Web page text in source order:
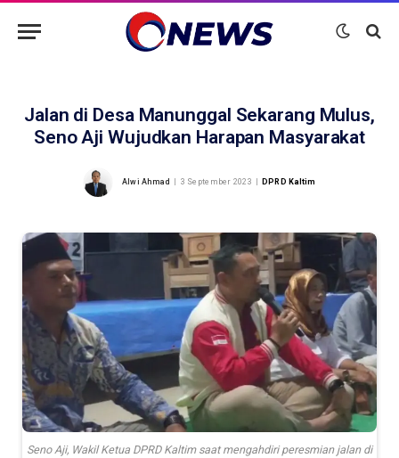
Jalan di Desa Manunggal Sekarang Mulus,
Seno Aji Wujudkan Harapan Masyarakat
Alwi Ahmad 3 September 2023 DPRD Kaltim
Seno Aji, Wakil Ketua DPRD Kaltim saat mengahdiri peresmian jalan di